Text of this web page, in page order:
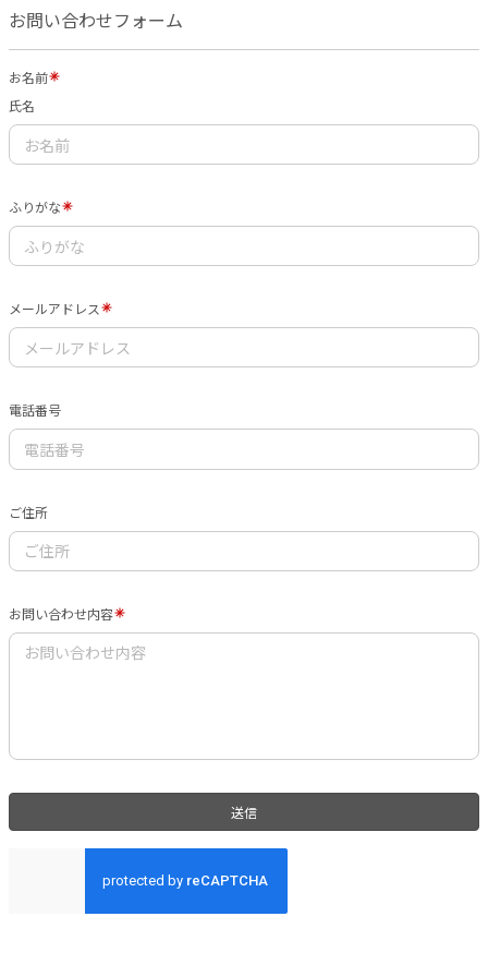
お問い合わせフォーム
お名前
氏名
ふりがな
メールアドレス
電話番号
ご住所
お問い合わせ内容
送信